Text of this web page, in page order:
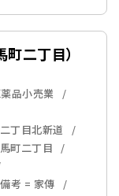
二丁目）
品小売業
丁目北新道
町二丁目
備考 = 家傳